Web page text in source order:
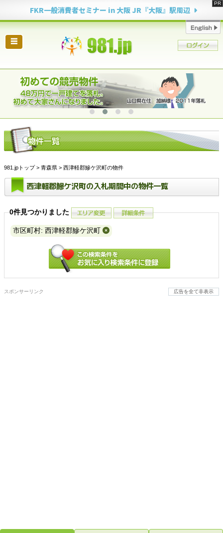
FKR一般消費者セミナー in 大阪 JR『大阪』駅周辺
☰
981.jpトップ> 青森県 > 西津軽郡鰺ケ沢町の物件
西津軽郡鰺ケ沢町の入札期間中の物件一覧
0件見つかりました
市区町村: 西津軽郡鰺ケ沢町
スポンサーリンク 広告を全て非表示